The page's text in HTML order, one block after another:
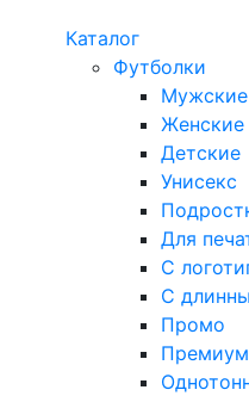
Каталог
Футболки
Мужские
Женские
Детские
Унисекс
Для
С
С
Промо
Премиум